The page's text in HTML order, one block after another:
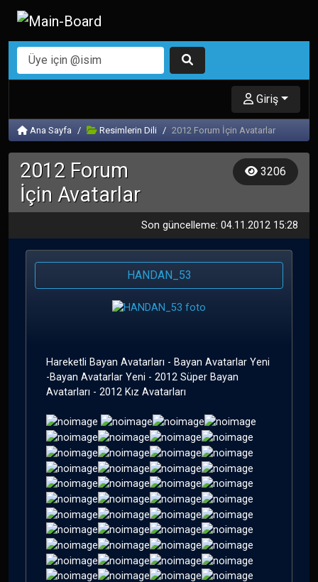
Giriş
Ana Sayfa Resimlerin Dili 2012 Forum İçin Avatarlar
2012 Forum
İçin Avatarlar
3206
Son güncelleme: 04.11.2012 15:28
HANDAN_53
Hareketli Bayan Avatarları - Bayan Avatarlar Yeni
-Bayan Avatarlar Yeni - 2012 Süper Bayan
Avatarları - 2012 Kız Avatarları